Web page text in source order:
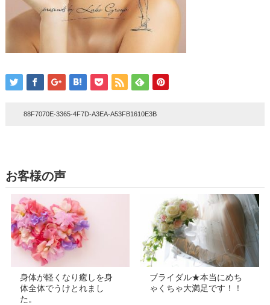
88F7070E-3365-4F7D-A3EA-A53FB1610E3B
お客様の声
身体が軽くなり癒しを身
体全体でうけとれまし
た。
ブライダル★本当にめち
ゃくちゃ大満足です！！